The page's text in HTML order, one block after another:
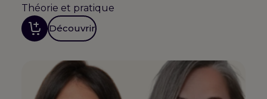
Théorie et pratique
Découvrir